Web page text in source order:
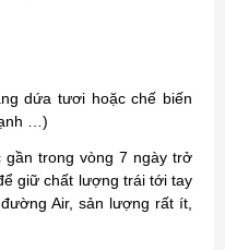
dứa tươi hoặc chế biến
…)
trong vòng 7 ngày trở
giữ chất lượng trái tới tay
Air, sản lượng rất ít,